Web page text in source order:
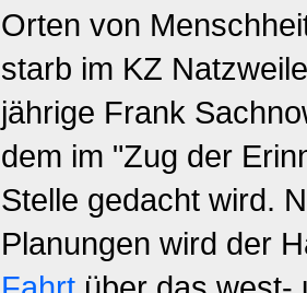
Orten von
starb im KZ
jährige Frank
dem im "Zug der
Stelle gedacht wird.
Planungen wird der